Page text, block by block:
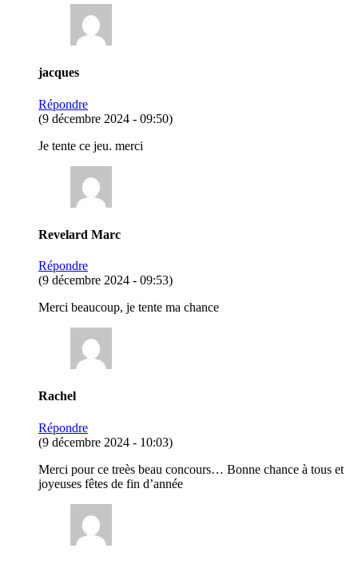
jacques
Répondre
(9 décembre 2024 - 09:50)
Je tente ce jeu. merci
Revelard Marc
Répondre
(9 décembre 2024 - 09:53)
Merci beaucoup, je tente ma chance
Rachel
Répondre
(9 décembre 2024 - 10:03)
Merci pour ce treès beau concours… Bonne chance à tous et
joyeuses fêtes de fin d’année